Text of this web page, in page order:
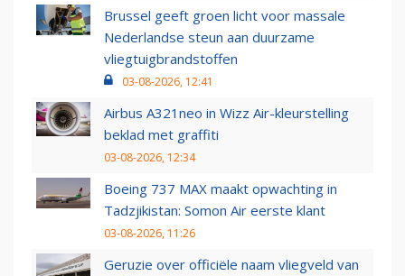
Brussel geeft groen licht voor massale
Nederlandse steun aan duurzame
vliegtuigbrandstoffen
03-08-2026, 12:41
Airbus A321neo in Wizz Air-kleurstelling
beklad met graffiti
03-08-2026, 12:34
Boeing 737 MAX maakt opwachting in
Tadzjikistan: Somon Air eerste klant
03-08-2026, 11:26
Geruzie over officiële naam vliegveld van